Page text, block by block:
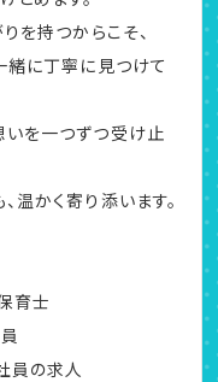
を持つからこそ、
緒に丁寧に見つけて
いを一つずつ受け止
温かく寄り添います。
育士
員の求人